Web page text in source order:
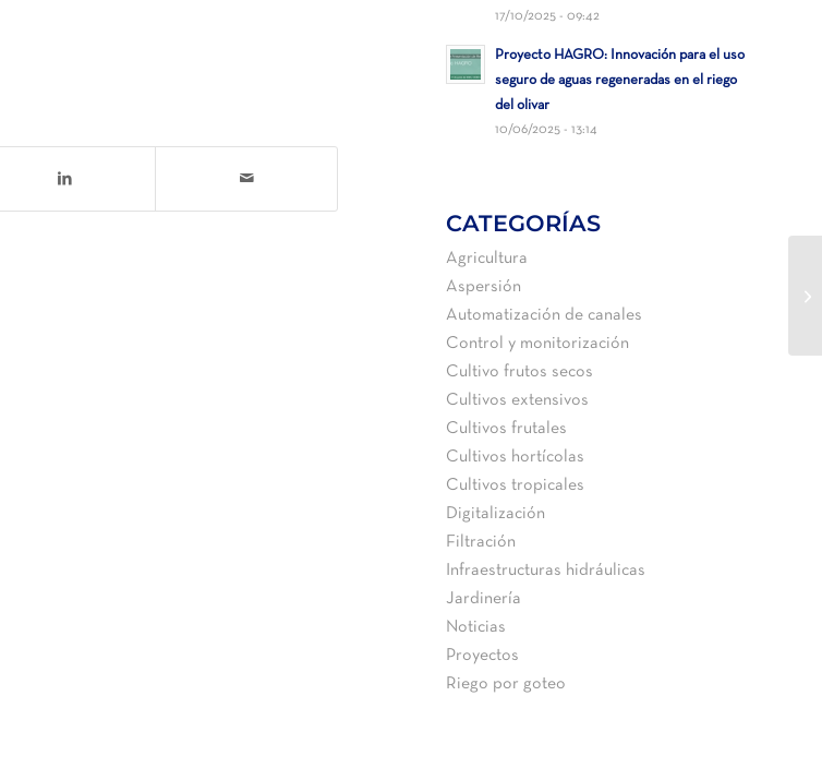
17/10/2025 - 09:42
Proyecto HAGRO: Innovación para el uso
seguro de aguas regeneradas en el riego
del olivar
10/06/2025 - 13:14
CATEGORÍAS
Agricultura
Aspersión
Automatización de canales
Control y monitorización
Cultivo frutos secos
Cultivos extensivos
Cultivos frutales
Cultivos hortícolas
Cultivos tropicales
Digitalización
Filtración
Infraestructuras hidráulicas
Jardinería
Noticias
Proyectos
Riego por goteo